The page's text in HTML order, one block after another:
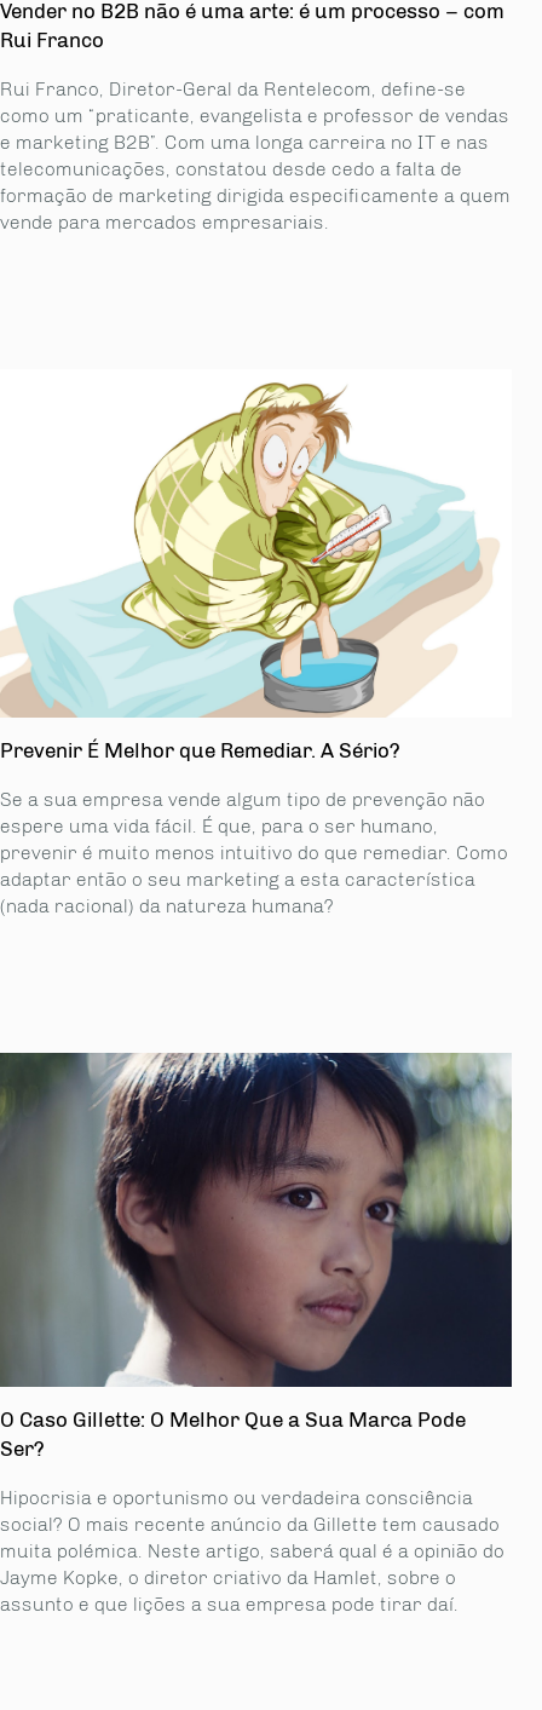
Vender no B2B não é uma arte: é um processo – com
Rui Franco
Rui Franco, Diretor-Geral da Rentelecom, define-se
como um “praticante, evangelista e professor de vendas
e marketing B2B”. Com uma longa carreira no IT e nas
telecomunicações, constatou desde cedo a falta de
formação de marketing dirigida especificamente a quem
vende para mercados empresariais.
Prevenir É Melhor que Remediar. A Sério?
Se a sua empresa vende algum tipo de prevenção não
espere uma vida fácil. É que, para o ser humano,
prevenir é muito menos intuitivo do que remediar. Como
adaptar então o seu marketing a esta característica
(nada racional) da natureza humana?
O Caso Gillette: O Melhor Que a Sua Marca Pode
Ser?
Hipocrisia e oportunismo ou verdadeira consciência
social? O mais recente anúncio da Gillette tem causado
muita polémica. Neste artigo, saberá qual é a opinião do
Jayme Kopke, o diretor criativo da Hamlet, sobre o
assunto e que lições a sua empresa pode tirar daí.